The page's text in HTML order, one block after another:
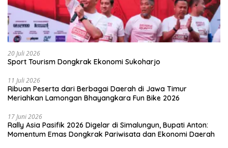
20 Juli 2026
Sport Tourism Dongkrak Ekonomi Sukoharjo
11 Juli 2026
Ribuan Peserta dari Berbagai Daerah di Jawa Timur
Meriahkan Lamongan Bhayangkara Fun Bike 2026
17 Juni 2026
Rally Asia Pasifik 2026 Digelar di Simalungun, Bupati Anton:
Momentum Emas Dongkrak Pariwisata dan Ekonomi Daerah